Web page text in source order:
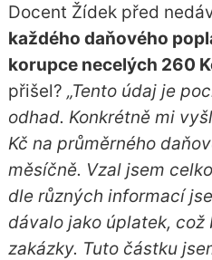
Docent Žídek před
každého daňového
korupce necelých 260
přišel? „Tento údaj je
odhad. Konkrétně mi
Kč na průměrného
měsíčně. Vzal jsem
dle různých informací
dávalo jako úplatek, což
zakázky. Tuto částku